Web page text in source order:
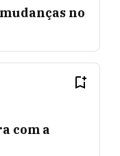
no
com a